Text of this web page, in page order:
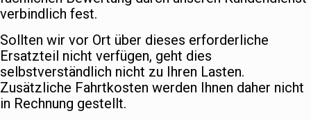
verbindlich fest.
Sollten wir vor Ort über dieses erforderliche
Ersatzteil nicht verfügen, geht dies
selbstverständlich nicht zu Ihren Lasten.
Zusätzliche Fahrtkosten werden Ihnen daher nicht
in Rechnung gestellt.